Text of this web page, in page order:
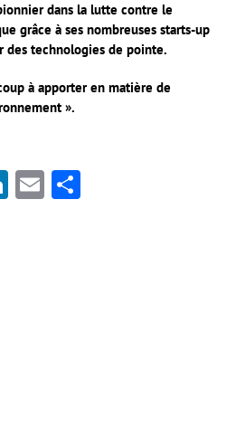
dans la lutte contre le
grâce à ses nombreuses starts-up
des technologies de pointe.
à apporter en matière de
».
LinkedIn
Email